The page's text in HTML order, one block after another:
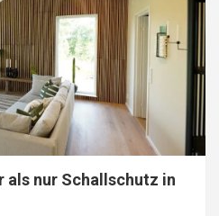
als nur Schallschutz in